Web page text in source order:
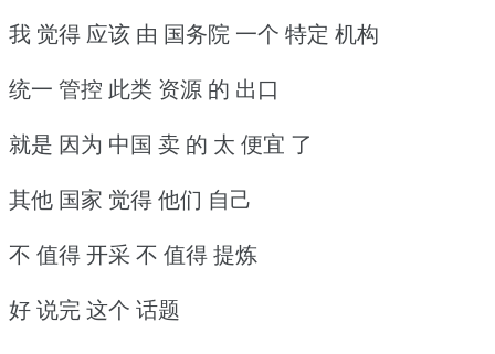
我 觉得 应该 由 国务院 一个 特定 机构
统一 管控 此类 资源 的 出口
就是 因为 中国 卖 的 太 便宜 了
其他 国家 觉得 他们 自己
不 值得 开采 不 值得 提炼
好 说完 这个 话题